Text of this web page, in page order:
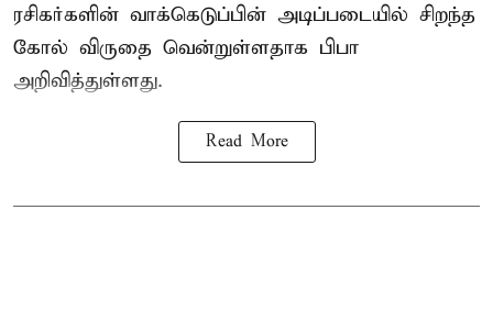
ரசிகர்களின் வாக்கெடுப்பின் அடிப்படையில் சிறந்த
கோல் விருதை வென்றுள்ளதாக பிபா
அறிவித்துள்ளது.
Read More